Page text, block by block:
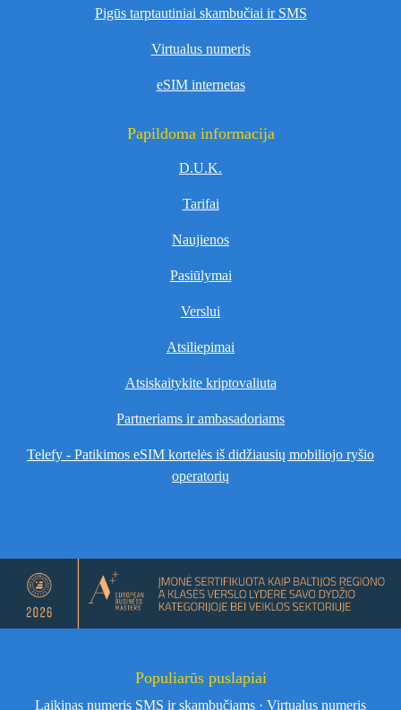
Pigūs tarptautiniai skambučiai ir SMS
Virtualus numeris
eSIM internetas
Papildoma informacija
D.U.K.
Tarifai
Naujienos
Pasiūlymai
Verslui
Atsiliepimai
Atsiskaitykite kriptovaliuta
Partneriams ir ambasadoriams
Telefy - Patikimos eSIM kortelės iš didžiausių mobiliojo ryšio
operatorių
Populiarūs puslapiai
Laikinas numeris SMS ir skambučiams · Virtualus numeris